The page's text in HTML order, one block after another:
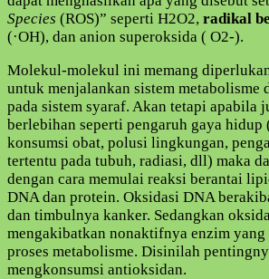
Species (ROS)” seperti H2O2, radikal
(·OH), dan anion superoksida ( O2-).
Molekul-molekul ini memang
untuk menjalankan sistem metabolisme
pada sistem syaraf. Akan tetapi apabila
berlebihan seperti pengaruh gaya hidup
konsumsi obat, polusi lingkungan,
tertentu pada tubuh, radiasi, dll) maka
dengan cara memulai reaksi berantai
DNA dan protein. Oksidasi DNA
dan timbulnya kanker. Sedangkan
mengakibatkan nonaktifnya enzim yang
proses metabolisme. Disinilah
mengkonsumsi antioksidan.